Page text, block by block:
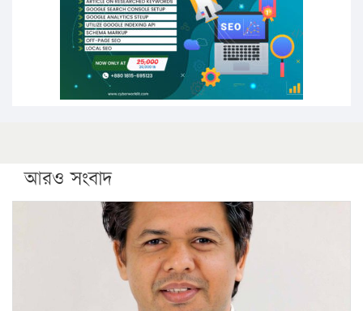
কঠোর হচ্ছে এসএসসি ও এইচএসসি পরীক্ষা
ফরিদগঞ্জে আগুনে পুড়লো ৬ ব্যবসা প্রতিষ্ঠান
আরও সংবাদ